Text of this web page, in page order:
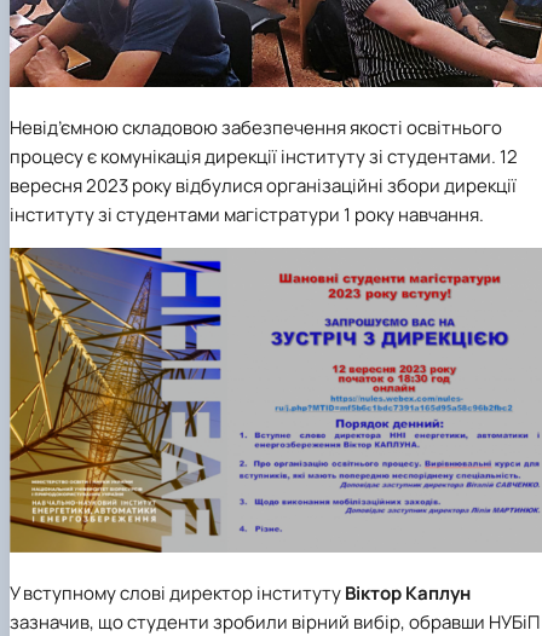
Невід’ємною складовою забезпечення якості освітнього
процесу є комунікація дирекції інституту зі студентами. 12
вересня 2023 року відбулися організаційні збори дирекції
інституту зі студентами магістратури 1 року навчання.
У вступному слові директор інститутуВіктор Каплун
зазначив, щостуденти зробили вірний вибір, обравши НУБіП